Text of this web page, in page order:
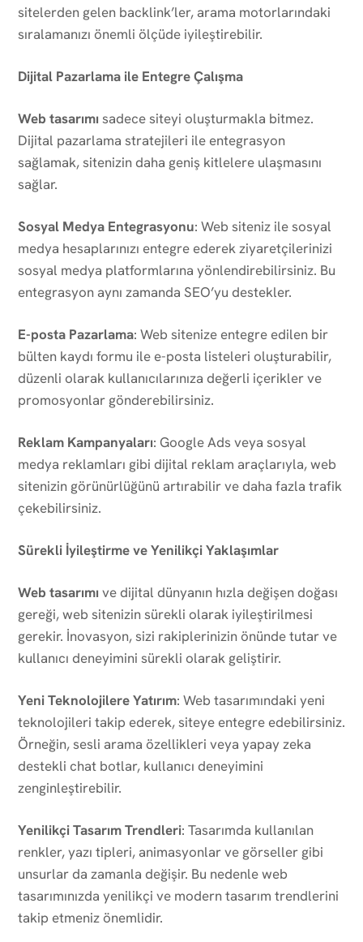
sitelerden gelen backlink’ler, arama motorlarındaki
sıralamanızı önemli ölçüde iyileştirebilir.
Dijital Pazarlama ile Entegre Çalışma
Web tasarımı sadece siteyi oluşturmakla bitmez.
Dijital pazarlama stratejileri ile entegrasyon
sağlamak, sitenizin daha geniş kitlelere ulaşmasını
sağlar.
Sosyal Medya Entegrasyonu: Web siteniz ile sosyal
medya hesaplarınızı entegre ederek ziyaretçilerinizi
sosyal medya platformlarına yönlendirebilirsiniz. Bu
entegrasyon aynı zamanda SEO’yu destekler.
E-posta Pazarlama: Web sitenize entegre edilen bir
bülten kaydı formu ile e-posta listeleri oluşturabilir,
düzenli olarak kullanıcılarınıza değerli içerikler ve
promosyonlar gönderebilirsiniz.
Reklam Kampanyaları: Google Ads veya sosyal
medya reklamları gibi dijital reklam araçlarıyla, web
sitenizin görünürlüğünü artırabilir ve daha fazla trafik
çekebilirsiniz.
Sürekli İyileştirme ve Yenilikçi Yaklaşımlar
Web tasarımı ve dijital dünyanın hızla değişen doğası
gereği, web sitenizin sürekli olarak iyileştirilmesi
gerekir. İnovasyon, sizi rakiplerinizin önünde tutar ve
kullanıcı deneyimini sürekli olarak geliştirir.
Yeni Teknolojilere Yatırım: Web tasarımındaki yeni
teknolojileri takip ederek, siteye entegre edebilirsiniz.
Örneğin, sesli arama özellikleri veya yapay zeka
destekli chat botlar, kullanıcı deneyimini
zenginleştirebilir.
Yenilikçi Tasarım Trendleri: Tasarımda kullanılan
renkler, yazı tipleri, animasyonlar ve görseller gibi
unsurlar da zamanla değişir. Bu nedenle web
tasarımınızda yenilikçi ve modern tasarım trendlerini
takip etmeniz önemlidir.